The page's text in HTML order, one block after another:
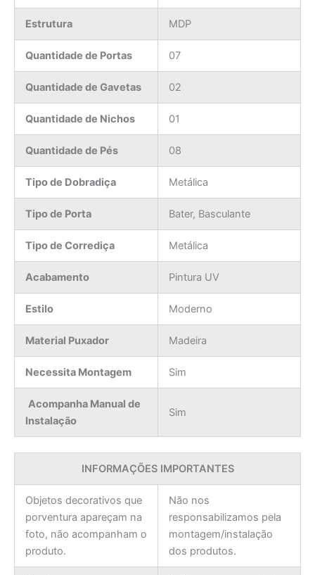
Estrutura MDP
Quantidade de Portas 07
Quantidade de Gavetas 02
Quantidade de Nichos 01
Quantidade de Pés 08
Tipo de Dobradiça Metálica
Tipo de Porta Bater, Basculante
Tipo de Corrediça Metálica
Acabamento Pintura UV
Estilo Moderno
Material Puxador Madeira
Necessita Montagem Sim
Acompanha Manual de
Instalação
Sim
INFORMAÇÕES IMPORTANTES
Objetos decorativos que
porventura apareçam na
foto, não acompanham o
produto.
Não nos
responsabilizamos pela
montagem/instalação
dos produtos.